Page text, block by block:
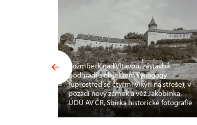
Rožmberk nad Vltavou, zástavba
podhradí s objektem synagogy
(uprostřed se čtyřmi vikýři na střeše), v
pozadí nový zámek a věž Jakobínka.
ÚDU AV ČR, Sbírka historické fotografie